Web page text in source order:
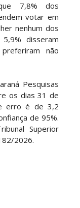
7,8% dos
votar em
nenhum dos
disseram
não
Pesquisas
os dias 31 de
erro é de 3,2
de 95%.
Superior
2026.